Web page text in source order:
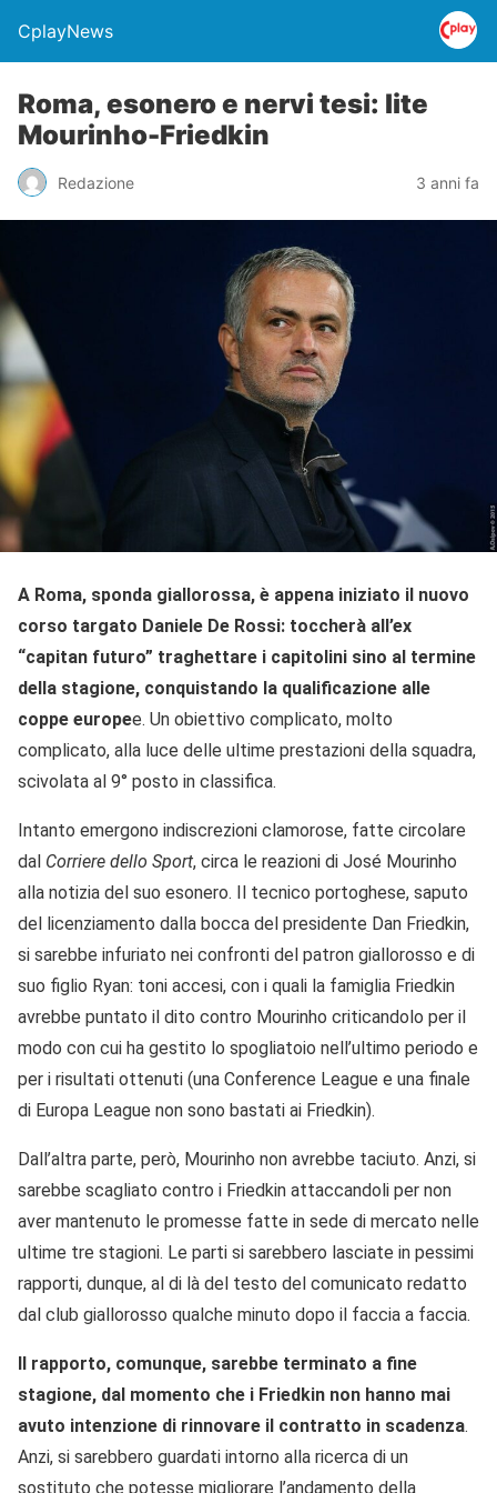
CplayNews
Roma, esonero e nervi tesi: lite
Mourinho-Friedkin
Redazione 3 anni fa
A Roma, sponda giallorossa, è appena iniziato il nuovo
corso targato Daniele De Rossi: toccherà all’ex
“capitan futuro” traghettare i capitolini sino al termine
della stagione, conquistando la qualificazione alle
coppe europee. Un obiettivo complicato, molto
complicato, alla luce delle ultime prestazioni della squadra,
scivolata al 9° posto in classifica.
Intanto emergono indiscrezioni clamorose, fatte circolare
dal Corriere dello Sport, circa le reazioni di José Mourinho
alla notizia del suo esonero. Il tecnico portoghese, saputo
del licenziamento dalla bocca del presidente Dan Friedkin,
si sarebbe infuriato nei confronti del patron giallorosso e di
suo figlio Ryan: toni accesi, con i quali la famiglia Friedkin
avrebbe puntato il dito contro Mourinho criticandolo per il
modo con cui ha gestito lo spogliatoio nell’ultimo periodo e
per i risultati ottenuti (una Conference League e una finale
di Europa League non sono bastati ai Friedkin).
Dall’altra parte, però, Mourinho non avrebbe taciuto. Anzi, si
sarebbe scagliato contro i Friedkin attaccandoli per non
aver mantenuto le promesse fatte in sede di mercato nelle
ultime tre stagioni. Le parti si sarebbero lasciate in pessimi
rapporti, dunque, al di là del testo del comunicato redatto
dal club giallorosso qualche minuto dopo il faccia a faccia.
Il rapporto, comunque, sarebbe terminato a fine
stagione, dal momento che i Friedkin non hanno mai
avuto intenzione di rinnovare il contratto in scadenza.
Anzi, si sarebbero guardati intorno alla ricerca di un
sostituto che potesse migliorare l’andamento della